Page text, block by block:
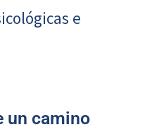
e
un camino